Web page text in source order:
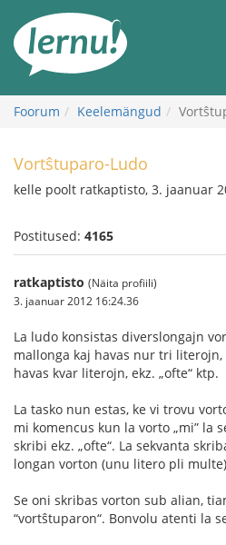
juurde
Foorum Keelemängud
Vortŝtuparo-Ludo
kelle poolt ratkaptisto, 3. jaanuar
Postitused: 4165
ratkaptisto (Näita profiili)
3. jaanuar 2012 16:24.36
La ludo konsistas diverslongajn
mallonga kaj havas nur tri literojn,
havas kvar literojn, ekz. „ofte“ ktp.
La tasko nun estas, ke vi trovu
mi komencus kun la vorto „mi” la
skribi ekz. „ofte“. La sekvanta
longan vorton (unu litero pli
Se oni skribas vorton sub alian,
“vortŝtuparon“. Bonvolu atenti la